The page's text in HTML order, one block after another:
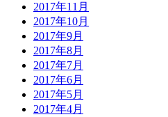
2017年11月
2017年10月
2017年9月
2017年8月
2017年7月
2017年6月
2017年5月
2017年4月